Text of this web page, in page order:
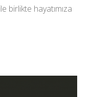
birlikte hayatımıza